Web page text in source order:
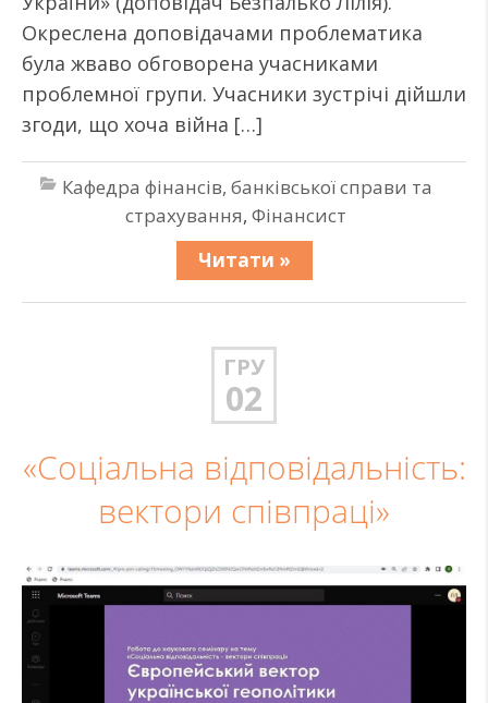
Окреслена доповідачами проблематика
була жваво обговорена учасниками
проблемної групи. Учасники зустрічі дійшли
згоди, що хоча війна […]
Кафедра фінансів, банківської справи та
страхування, Фінансист
Читати »
ГРУ
02
«Соціальна відповідальність:
вектори співпраці»